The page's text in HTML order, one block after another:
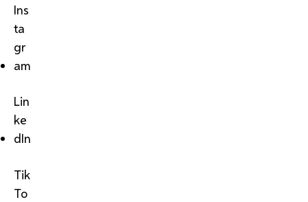
Ins
ta
gr
am
Lin
ke
dIn
Tik
To